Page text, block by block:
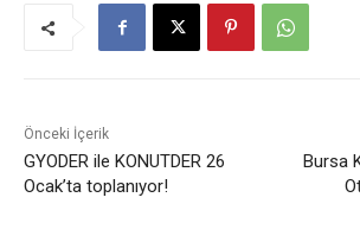
Önceki İçerik
GYODER ile KONUTDER 26
Ocak’ta toplanıyor!
Bursa